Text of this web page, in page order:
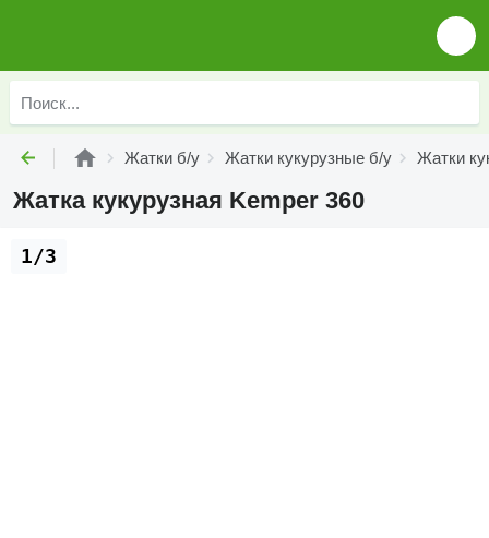
Жатки б/у Жатки кукурузные б/у Жатки
Жатка кукурузная Kemper 360
1/3